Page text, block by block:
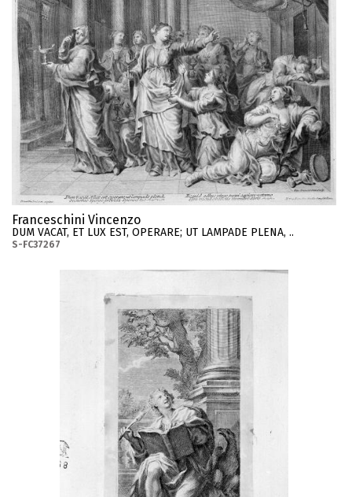
Franceschini Vincenzo
DUM VACAT, ET LUX EST, OPERARE; UT LAMPADE PLENA, ..
S-FC37267